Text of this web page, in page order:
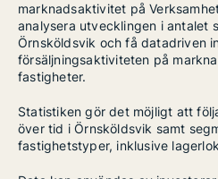
marknadsaktivitet på
analysera utvecklingen i antalet
Örnsköldsvik och få datadriven
försäljningsaktiviteten på
fastigheter.
Statistiken gör det möjligt att
över tid i Örnsköldsvik samt
fastighetstyper, inklusive